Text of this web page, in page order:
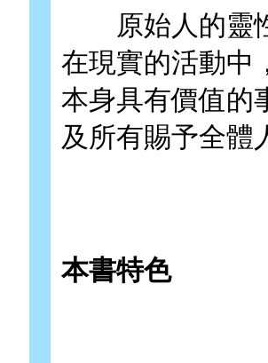
原始人的靈性
在現實的活動中
本身具有價值的
及所有賜予全
本書特色